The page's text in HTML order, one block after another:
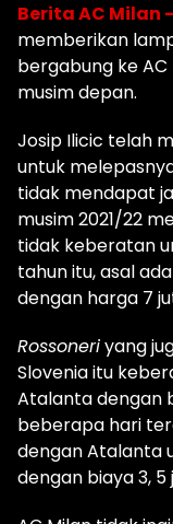
Berita AC Milan
memberikan
bergabung ke
musim depan.
Josip Ilicic telah
untuk
tidak mendapat
musim 2021/22
tidak keberatan
tahun itu, asal
dengan harga 7
Rossoneriyang
Slovenia itu
Atalanta dengan
beberapa hari
dengan Atalanta
dengan biaya 3,